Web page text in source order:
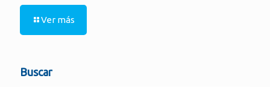
Ver más
Buscar